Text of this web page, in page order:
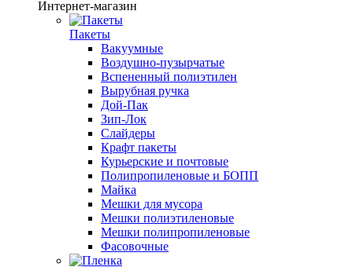
Интернет-магазин
Пакеты
Вакуумные
Воздушно-пузырчатые
Вспененный полиэтилен
Вырубная ручка
Дой-Пак
Зип-Лок
Слайдеры
Крафт пакеты
Курьерские и почтовые
Полипропиленовые и БОПП
Майка
Мешки для мусора
Мешки полиэтиленовые
Мешки полипропиленовые
Фасовочные